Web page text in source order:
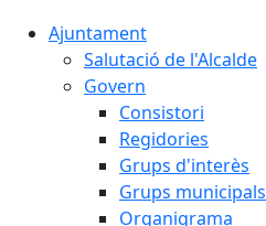
Ajuntament
Salutació de l'Alcalde
Govern
Consistori
Regidories
Grups d'interès
Grups municipals
Organigrama